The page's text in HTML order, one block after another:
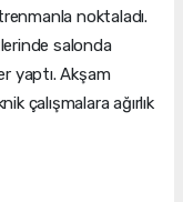
noktaladı.
salonda
yaptı. Akşam
çalışmalara ağırlık